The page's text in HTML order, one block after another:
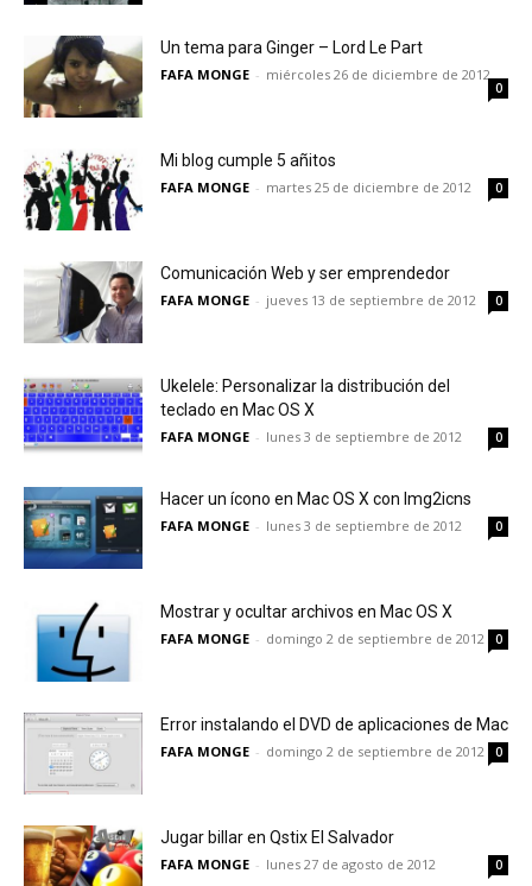
Un tema para Ginger – Lord Le Part
FAFA MONGE - miércoles 26 de diciembre de 2012
0
Mi blog cumple 5 añitos
FAFA MONGE - martes 25 de diciembre de 2012 0
Comunicación Web y ser emprendedor
FAFA MONGE - jueves 13 de septiembre de 2012 0
Ukelele: Personalizar la distribución del
teclado en Mac OS X
FAFA MONGE - lunes 3 de septiembre de 2012 0
Hacer un ícono en Mac OS X con Img2icns
FAFA MONGE - lunes 3 de septiembre de 2012 0
Mostrar y ocultar archivos en Mac OS X
FAFA MONGE - domingo 2 de septiembre de 2012 0
Error instalando el DVD de aplicaciones de Mac
FAFA MONGE - domingo 2 de septiembre de 2012 0
Jugar billar en Qstix El Salvador
FAFA MONGE - lunes 27 de agosto de 2012 0